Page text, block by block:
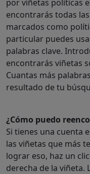
por viñetas políticas
encontrarás todas
marcados como
particular puedes
palabras clave.
encontrarás viñetas
Cuantas más
resultado de tu
¿Cómo puedo
Si tienes una cuenta
las viñetas que más
lograr eso, haz un
derecha de la viñeta.